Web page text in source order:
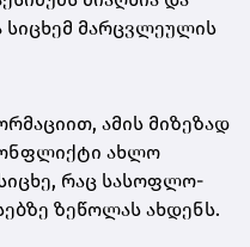
მარცვლეულის
ამის მიზეზად
ახლო
რაც სასოფლო-
ზეწოლას ახდენს.